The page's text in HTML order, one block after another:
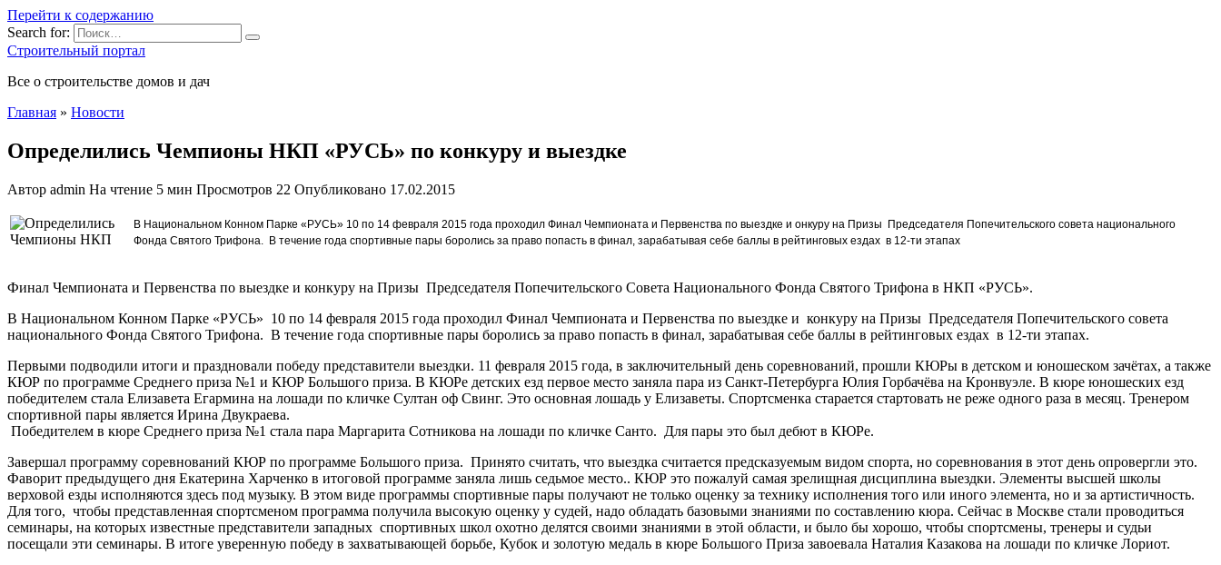
Перейти к содержанию
Search for:
Строительный портал
Все о строительстве домов и дач
Главная » Новости
Определились Чемпионы НКП «РУСЬ» по конкуру и выездке
Автор admin На чтение 5 мин Просмотров 22 Опубликовано 17.02.2015
В Национальном Конном Парке «РУСЬ» 10 по 14 февраля 2015 года проходил Финал Чемпионата и Первенства по выездке и онкуру на Призы Председателя Попечительского совета национального
Фонда Святого Трифона. В течение года спортивные пары боролись за право попасть в финал, зарабатывая себе баллы в рейтинговых ездах в 12-ти этапах
Финал Чемпионата и Первенства по выездке и конкуру на Призы Председателя Попечительского Совета Национального Фонда Святого Трифона в НКП «РУСЬ».
В Национальном Конном Парке «РУСЬ» 10 по 14 февраля 2015 года проходил Финал Чемпионата и Первенства по выездке и конкуру на Призы Председателя Попечительского совета
национального Фонда Святого Трифона. В течение года спортивные пары боролись за право попасть в финал, зарабатывая себе баллы в рейтинговых ездах в 12-ти этапах.
Первыми подводили итоги и праздновали победу представители выездки. 11 февраля 2015 года, в заключительный день соревнований, прошли КЮРы в детском и юношеском зачётах, а также
КЮР по программе Среднего приза №1 и КЮР Большого приза. В КЮРе детских езд первое место заняла пара из Санкт-Петербурга Юлия Горбачёва на Кронвуэле. В кюре юношеских езд
победителем стала Елизавета Егармина на лошади по кличке Султан оф Свинг. Это основная лошадь у Елизаветы. Спортсменка старается стартовать не реже одного раза в месяц. Тренером
спортивной пары является Ирина Двукраева.
Победителем в кюре Среднего приза №1 стала пара Маргарита Сотникова на лошади по кличке Санто. Для пары это был дебют в КЮРе.
Завершал программу соревнований КЮР по программе Большого приза. Принято считать, что выездка считается предсказуемым видом спорта, но соревнования в этот день опровергли это.
Фаворит предыдущего дня Екатерина Харченко в итоговой программе заняла лишь седьмое место.. КЮР это пожалуй самая зрелищная дисциплина выездки. Элементы высшей школы
верховой езды исполняются здесь под музыку. В этом виде программы спортивные пары получают не только оценку за технику исполнения того или иного элемента, но и за артистичность.
Для того, чтобы представленная спортсменом программа получила высокую оценку у судей, надо обладать базовыми знаниями по составлению кюра. Сейчас в Москве стали проводиться
семинары, на которых известные представители западных спортивных школ охотно делятся своими знаниями в этой области, и было бы хорошо, чтобы спортсмены, тренеры и судьи
посещали эти семинары. В итоге уверенную победу в захватывающей борьбе, Кубок и золотую медаль в кюре Большого Приза завоевала Наталия Казакова на лошади по кличке Лориот.